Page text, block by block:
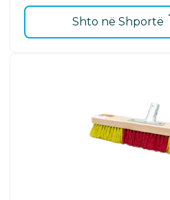
Shto në Shportë